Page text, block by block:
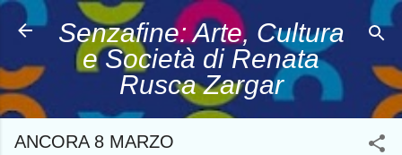
Passa ai contenuti principali
Senzafine: Arte, Cultura
e Società di Renata
Rusca Zargar
ANCORA 8 MARZO